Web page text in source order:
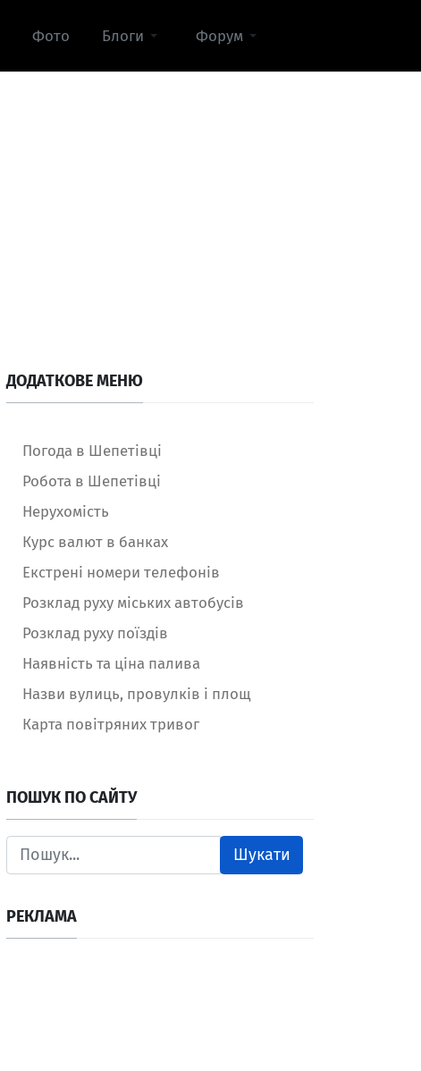
Фото Блоги Форум
ДОДАТКОВЕ МЕНЮ
Погода в Шепетівці
Робота в Шепетівці
Нерухомість
Курс валют в банках
Екстрені номери телефонів
Розклад руху міських автобусів
Розклад руху поїздів
Наявність та ціна палива
Назви вулиць, провулків і площ
Карта повітряних тривог
ПОШУК ПО САЙТУ
Шукати
РЕКЛАМА